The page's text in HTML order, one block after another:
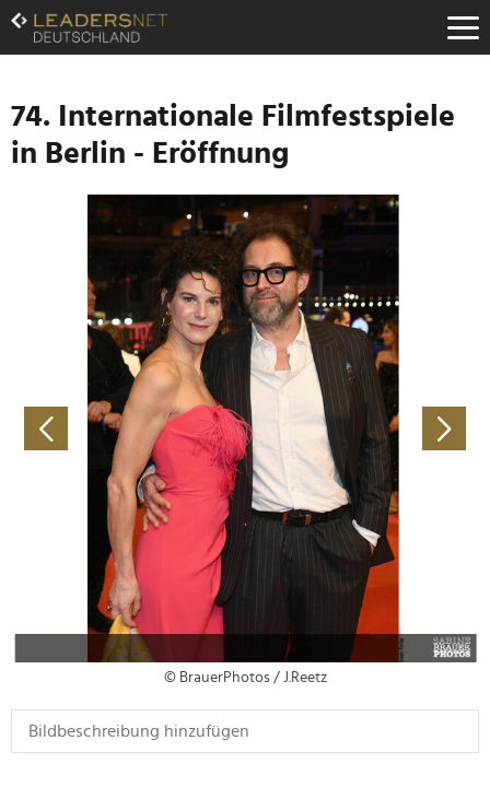
Zum
Inhalt
Zur
Navigation
Zur
Hauptnavigation
74. Internationale Filmfestspiele
in Berlin - Eröffnung
© BrauerPhotos / J.Reetz